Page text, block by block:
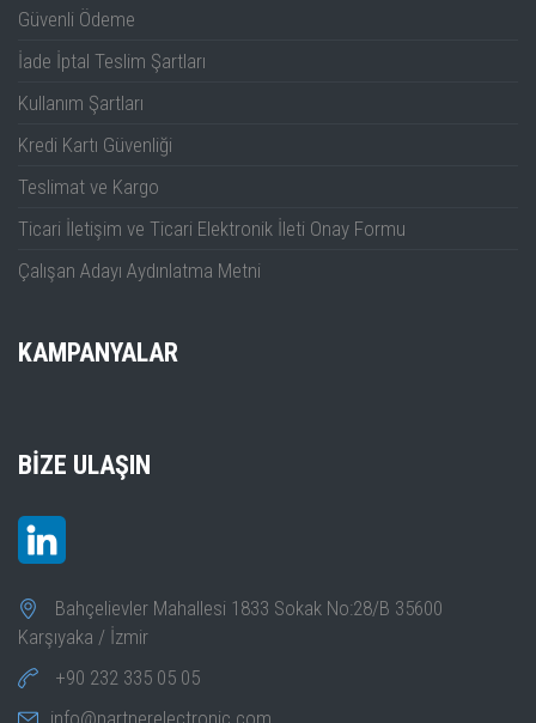
Güvenli Ödeme
İade İptal Teslim Şartları
Kullanım Şartları
Kredi Kartı Güvenliği
Teslimat ve Kargo
Ticari İletişim ve Ticari Elektronik İleti Onay Formu
Çalışan Adayı Aydınlatma Metni
KAMPANYALAR
BIZE ULAŞIN
Bahçelievler Mahallesi 1833 Sokak No:28/B 35600
Karşıyaka / İzmir
+90 232 335 05 05
info@partnerelectronic.com